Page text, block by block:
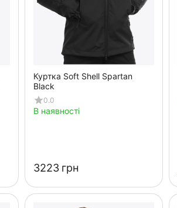
Куртка Soft Shell Spartan
Black
0.0
В наявності
‍3223‍ грн